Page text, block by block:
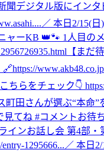
聞デジタル版にイン
／ 本日2/15(
ャーKB 👑🐾 1人目
【まだ
をチェック👇
田さんが選ぶ“本命
てね #コメントお待
インお話し会 第4部
1295666... ／ 本日